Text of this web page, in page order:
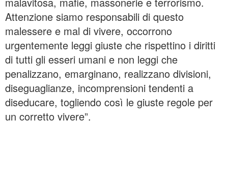
Attenzione siamo responsabili di questo
malessere e mal di vivere, occorrono
urgentemente leggi giuste che rispettino i diritti
di tutti gli esseri umani e non leggi che
penalizzano, emarginano, realizzano divisioni,
diseguaglianze, incomprensioni tendenti a
diseducare, togliendo così le giuste regole per
un corretto vivere”.